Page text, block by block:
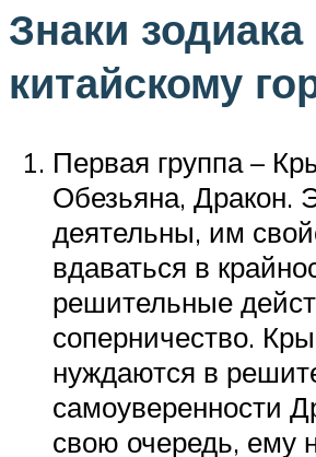
Знаки
китайскому
Первая группа –
Обезьяна, Дракон.
деятельны, им
вдаваться в
решительные
соперничество.
нуждаются в
самоуверенности
свою очередь, ему